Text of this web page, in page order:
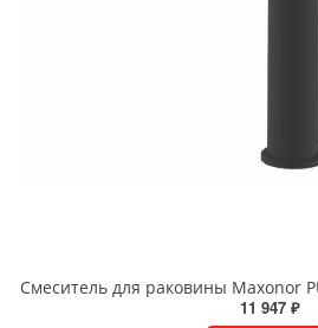
11 947 ₽